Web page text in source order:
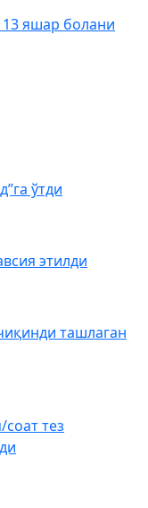
13 яшар болани
ўтди
этилди
ташлаган
тез